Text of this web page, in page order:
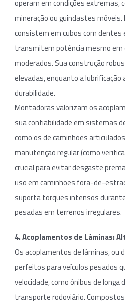
operam em condições extremas,
mineração ou guindastes
consistem em cubos com dentes
transmitem potência mesmo em
moderados. Sua construção
elevadas, enquanto a lubrificação
durabilidade.
Montadoras valorizam os
sua confiabilidade em sistemas
como os de caminhões
manutenção regular (como
crucial para evitar desgaste
uso em caminhões fora-de-
suporta torques intensos
pesadas em terrenos irregulares.
4. Acoplamentos de Lâminas:
Os acoplamentos de lâminas, ou
perfeitos para veículos pesados
velocidade, como ônibus de longa
transporte rodoviário.